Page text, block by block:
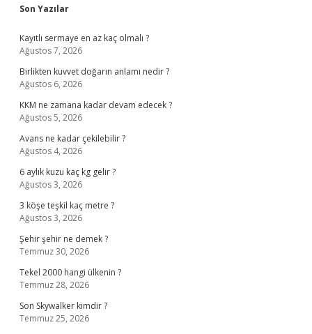
Sidebar
Son Yazılar
Kayıtlı sermaye en az kaç olmalı ?
Ağustos 7, 2026
Birlikten kuvvet doğarın anlamı nedir ?
Ağustos 6, 2026
KKM ne zamana kadar devam edecek ?
Ağustos 5, 2026
Avans ne kadar çekilebilir ?
Ağustos 4, 2026
6 aylık kuzu kaç kg gelir ?
Ağustos 3, 2026
3 köşe teşkil kaç metre ?
Ağustos 3, 2026
Şehir şehir ne demek ?
Temmuz 30, 2026
Tekel 2000 hangi ülkenin ?
Temmuz 28, 2026
Son Skywalker kimdir ?
Temmuz 25, 2026